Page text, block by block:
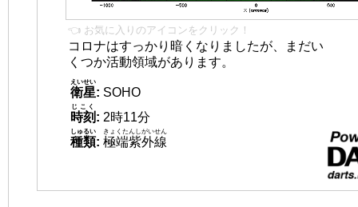
👈 お気に入りのアイコンをクリック！
コロナはすっかり暗くなりましたが、まだい
くつか活動領域があります。
衛星
えいせい
: SOHO
時刻
じこく
: 2時11分
種類
しゅるい
: 極端紫外線
きょくたんしがいせん